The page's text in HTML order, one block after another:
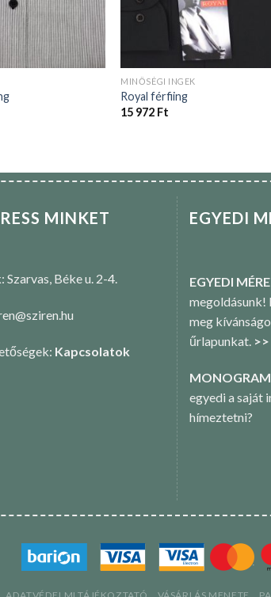
MINŐSÉGI INGEK
Royal férfiing
15 972 Ft
MINKET
Béke u. 2-4.
Kapcsolatok
EGYEDI
EGYEDI
megoldásunk!
meg
űrlapunkat.
egyedi a saját
hímeztetni?